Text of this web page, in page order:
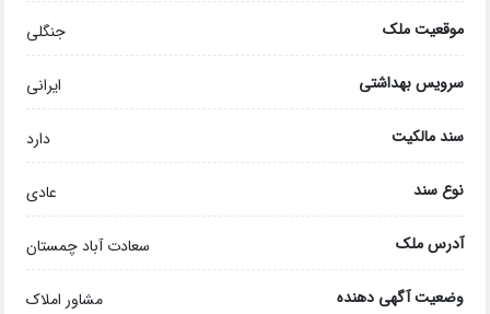
موقعیت ملک جنگلی
سرویس بهداشتی ایرانی
سند مالکیت دارد
نوع سند عادی
آدرس ملک سعادت آباد چمستان
وضعیت آگهی دهنده مشاور املاک